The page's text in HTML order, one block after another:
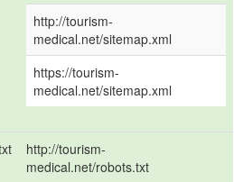
http://tourism-
medical.net/sitemap.xml
https://tourism-
medical.net/sitemap.xml
http://tourism-
medical.net/robots.txt